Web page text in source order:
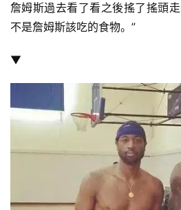
詹姆斯過去看了看之後搖了搖頭
不是詹姆斯該吃的食物。”
▼